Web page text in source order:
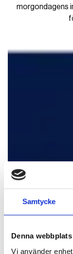
Samtycke
Denna
Vi använder
morgondagens